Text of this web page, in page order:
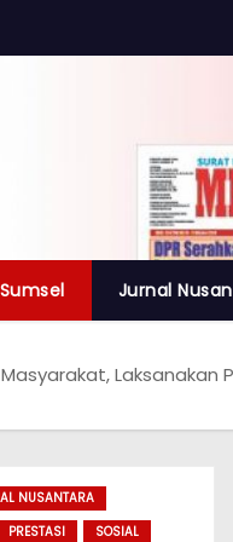
Jurnal
NUSANTARA
PRESTASI SOSIAL